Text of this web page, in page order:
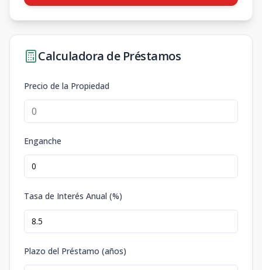
Calculadora de Préstamos
Precio de la Propiedad
Enganche
Tasa de Interés Anual (%)
Plazo del Préstamo (años)